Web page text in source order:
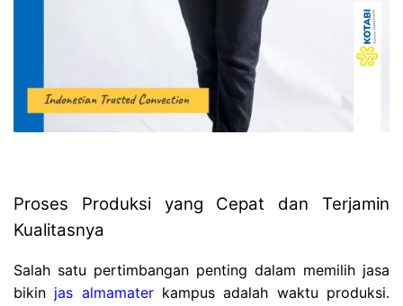
Proses Produksi yang Cepat dan Terjamin
Kualitasnya
Salah satu pertimbangan penting dalam memilih jasa
bikin jas almamaterkampus adalah waktu produksi.